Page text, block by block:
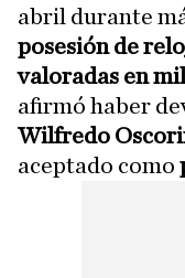
abril durante
posesión de
valoradas en
afirmó haber
Wilfredo
aceptado como